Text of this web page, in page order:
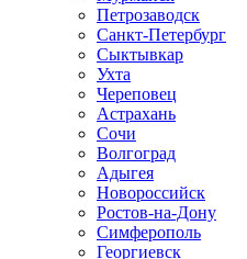
Петрозаводск
Санкт-Петербург
Сыктывкар
Ухта
Череповец
Астрахань
Сочи
Волгоград
Адыгея
Новороссийск
Ростов-на-Дону
Симферополь
Георгиевск